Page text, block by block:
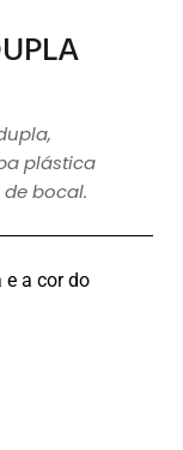
plástica
bocal.
e a cor do